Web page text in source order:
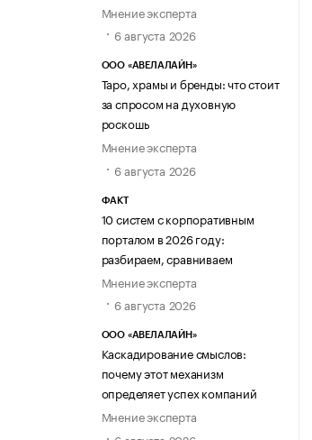
Мнение эксперта
6 августа 2026
ООО «АВЕЛАЛАЙН»
Таро, храмы и бренды: что стоит
за спросом на духовную
роскошь
Мнение эксперта
6 августа 2026
ФАКТ
10 систем с корпоративным
порталом в 2026 году:
разбираем, сравниваем
Мнение эксперта
6 августа 2026
ООО «АВЕЛАЛАЙН»
Каскадирование смыслов:
почему этот механизм
определяет успех компаний
Мнение эксперта